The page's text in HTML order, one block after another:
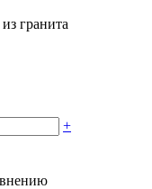
гранита
+